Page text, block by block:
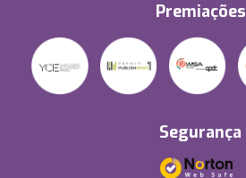
Premiações
Segurança